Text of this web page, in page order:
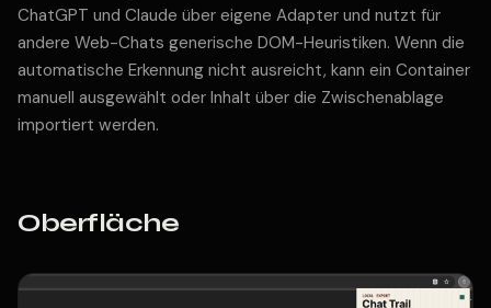
ChatGPT und Claude über eigene Adapter und nutzt für
andere Web-Chats generische DOM-Heuristiken. Wenn die
automatische Erkennung nicht ausreicht, kann ein Container
manuell ausgewählt oder Inhalt über die Zwischenablage
importiert werden.
Oberfläche